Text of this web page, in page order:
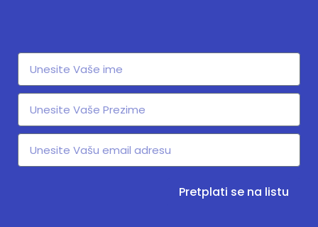
Pretplati se na listu